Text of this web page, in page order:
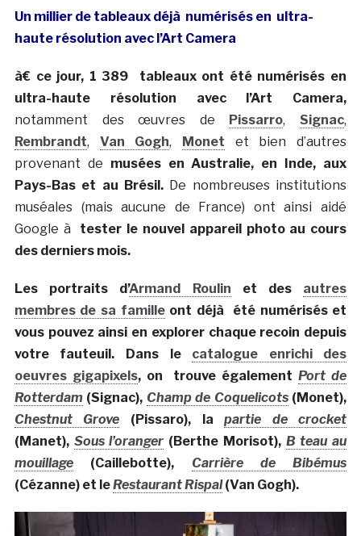
Un millier de tableaux déjà numérisés en ultra-
haute résolution avec l’Art Camera
à€ ce jour, 1 389 tableaux ont été numérisés en
ultra-haute résolution avec l’Art Camera,
notamment des œuvres de Pissarro,Signac,
Rembrandt, Van Gogh, Monet et bien d’autres
provenant de musées en Australie, en Inde, aux
Pays-Bas et au Brésil. De nombreuses institutions
muséales (mais aucune de France) ont ainsi aidé
Google à
tester le nouvel appareil photo au cours
des derniers mois.
Les portraits d’Armand Roulin et des autres
membres de sa familleont déjà été numérisés et
vous pouvez ainsi en explorer chaque recoin depuis
votre fauteuil. Dans le catalogue enrichi des
oeuvres gigapixels, on trouve égalementPort de
Rotterdam(Signac), Champ de Coquelicots(Monet),
Chestnut Grove (Pissaro), lapartie de crocket
(Manet), Sous l’oranger (Berthe Morisot), B teau au
mouillage(Caillebotte), Carrière de Bibémus
(Cézanne) et leRestaurant Rispal(Van Gogh).